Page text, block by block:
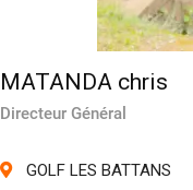
MATANDA chris
Directeur Général
GOLF LES BATTANS